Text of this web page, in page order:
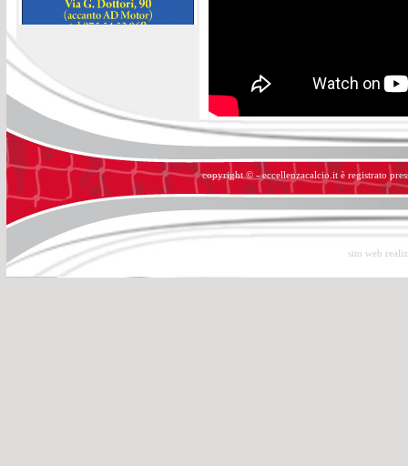
copyright © - eccellenzacalcio.it è registrato
sito web